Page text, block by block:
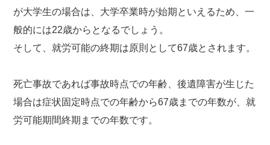
が大学生の場合は、大学卒業時が始期といえるため、一
般的には22歳からとなるでしょう。
そして、就労可能の終期は原則として67歳とされます。
死亡事故であれば事故時点での年齢、後遺障害が生じた
場合は症状固定時点での年齢から67歳までの年数が、就
労可能期間終期までの年数です。